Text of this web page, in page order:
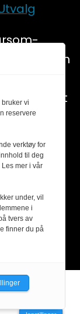
Den
ta kontakt
i
vi
reservere
verktøy for
til deg
mer i vår
under, vil
i
tvers av
finner du på